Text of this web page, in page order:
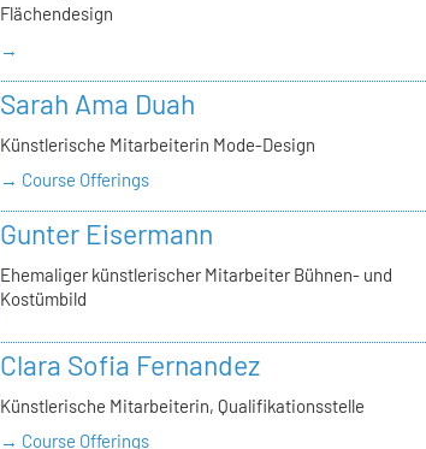
Flächendesign
→
Sarah Ama Duah
Künstlerische Mitarbeiterin Mode-Design
→ Course Offerings
Gunter Eisermann
Ehemaliger künstlerischer Mitarbeiter Bühnen- und
Kostümbild
Clara Sofia Fernandez
Künstlerische Mitarbeiterin, Qualifikationsstelle
→ Course Offerings